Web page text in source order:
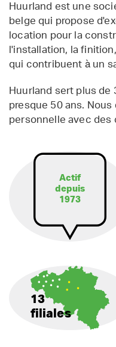
Huurland est une
belge qui propose
location pour la
l'installation, la
qui contribuent à un
Huurland sert plus de
presque 50 ans.
personnelle avec des
Actif
depuis
1973
13
filiales